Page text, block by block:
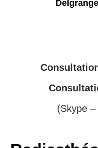
(Skype